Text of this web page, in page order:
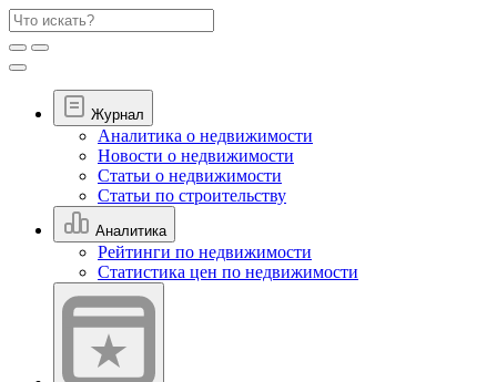
Журнал
Аналитика о недвижимости
Новости о недвижимости
Статьи о недвижимости
Статьи по строительству
Аналитика
Рейтинги по недвижимости
Статистика цен по недвижимости